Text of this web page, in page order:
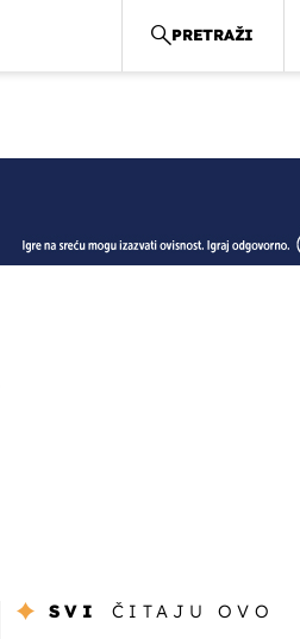
PRETRAŽI
SVI ČITAJU OVO